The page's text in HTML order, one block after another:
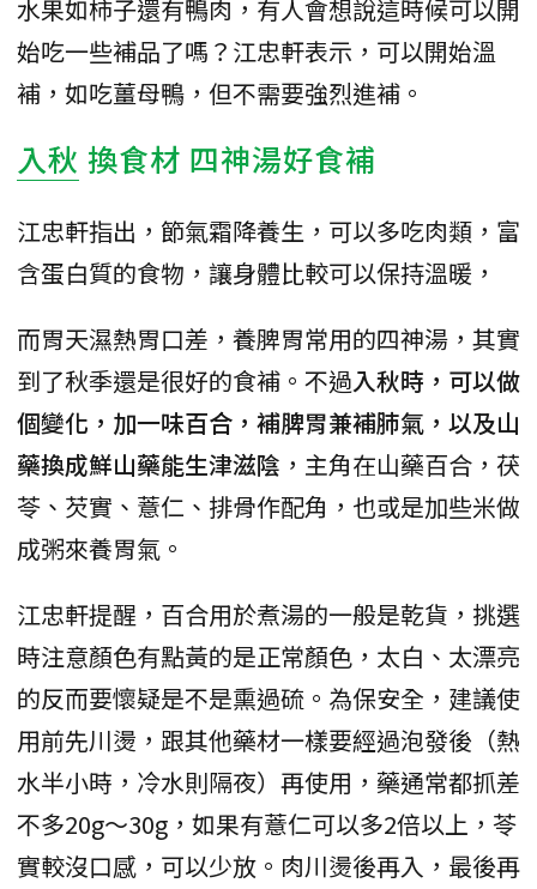
水果如柿子還有鴨肉，有人會想說這時候可以開
始吃一些補品了嗎？江忠軒表示，可以開始溫
補，如吃薑母鴨，但不需要強烈進補。
入秋 換食材 四神湯好食補
江忠軒指出，節氣霜降養生，可以多吃肉類，富
含蛋白質的食物，讓身體比較可以保持溫暖，
而胃天濕熱胃口差，養脾胃常用的四神湯，其實
到了秋季還是很好的食補。不過入秋時，可以做
個變化，加一味百合，補脾胃兼補肺氣，以及山
藥換成鮮山藥能生津滋陰 ，主角在山藥百合，茯
苓、芡實、薏仁、排骨作配角，也或是加些米做
成粥來養胃氣。
江忠軒提醒，百合用於煮湯的一般是乾貨，挑選
時注意顏色有點黃的是正常顏色，太白、太漂亮
的反而要懷疑是不是熏過硫。為保安全，建議使
用前先川燙，跟其他藥材一樣要經過泡發後（熱
水半小時，冷水則隔夜）再使用，藥通常都抓差
不多20g～30g，如果有薏仁可以多2倍以上，苓
實較沒口感，可以少放。肉川燙後再入，最後再